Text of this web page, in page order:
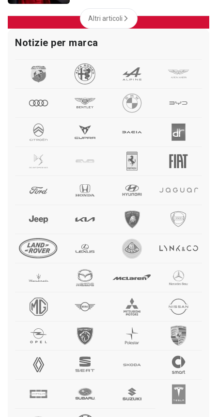
Altri articoli
Notizie per marca